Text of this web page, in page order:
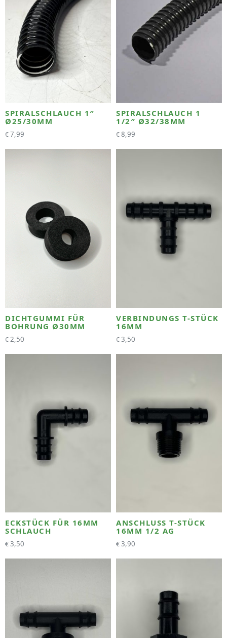
SPIRALSCHLAUCH 1″
Ø25/30MM
€7,99
SPIRALSCHLAUCH 1
1/2″ Ø32/38MM
€8,99
DICHTGUMMI FÜR
BOHRUNG Ø30MM
€2,50
VERBINDUNGS T-STÜCK
16MM
€3,50
ECKSTÜCK FÜR 16MM
SCHLAUCH
€3,50
ANSCHLUSS T-STÜCK
16MM 1/2 AG
€3,90